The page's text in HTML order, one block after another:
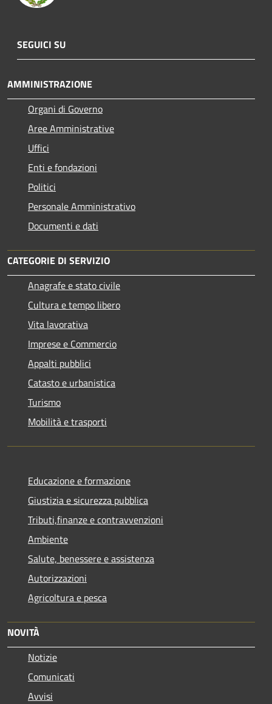
SEGUICI SU
AMMINISTRAZIONE
Organi di Governo
Aree Amministrative
Uffici
Enti e fondazioni
Politici
Personale Amministrativo
Documenti e dati
CATEGORIE DI SERVIZIO
Anagrafe e stato civile
Cultura e tempo libero
Vita lavorativa
Imprese e Commercio
Appalti pubblici
Catasto e urbanistica
Turismo
Mobilità e trasporti
Educazione e formazione
Giustizia e sicurezza pubblica
Tributi,finanze e contravvenzioni
Ambiente
Salute, benessere e assistenza
Autorizzazioni
Agricoltura e pesca
NOVITÀ
Notizie
Comunicati
Avvisi